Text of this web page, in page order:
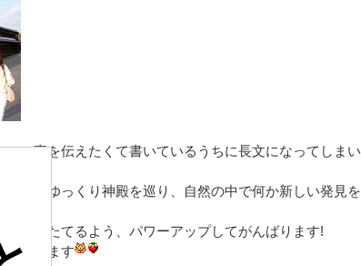
の事を伝えたくて書いているうちに長文になってしまい
ます。ゆっくり神殿を巡り、自然の中で何か新しい発見を
役にたてるよう、パワーアップしてがんばります!
し上げます